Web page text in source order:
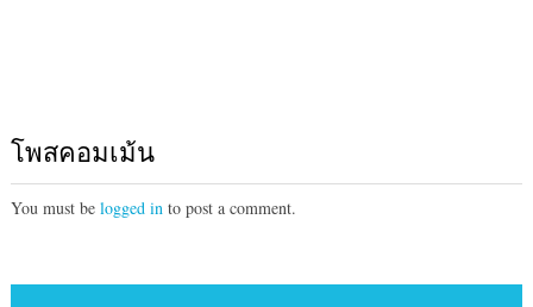
โพสคอมเม้น
You must be logged into post a comment.